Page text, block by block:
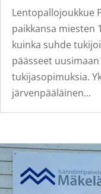
Lentopallojoukkue
paikkansa miesten
kuinka suhde
päässeet
tukijasopimuksia.
järvenpääläinen...